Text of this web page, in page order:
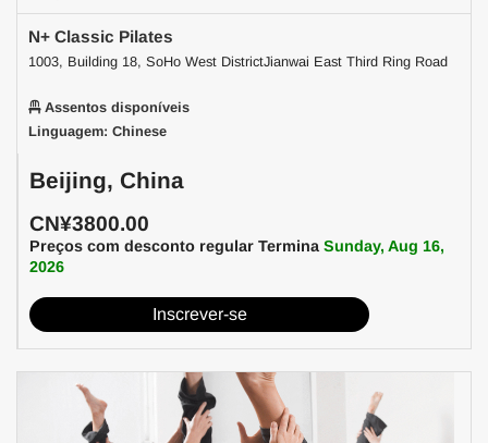
N+ Classic Pilates
1003, Building 18, SoHo West DistrictJianwai East Third Ring Road
Assentos disponíveis
Linguagem: Chinese
Beijing, China
CN¥3800.00
Preços com desconto regular Termina Sunday, Aug 16,
2026
Inscrever-se